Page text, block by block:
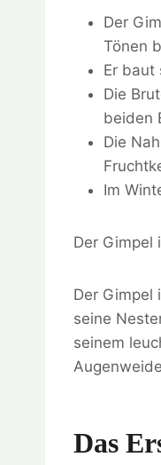
Der
Tönen
Er baut
Die
beiden
Die
Im
Der Gimpel
Der Gimpel
seine
seinem
Das